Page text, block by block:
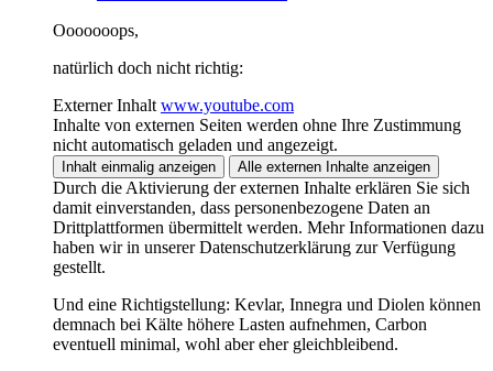
Ooooooops,
natürlich doch nicht richtig:
Externer Inhalt www.youtube.com
Inhalte von externen Seiten werden ohne Ihre Zustimmung
nicht automatisch geladen und angezeigt.
Inhalt einmalig anzeigen Alle externen Inhalte anzeigen
Durch die Aktivierung der externen Inhalte erklären Sie sich
damit einverstanden, dass personenbezogene Daten an
Drittplattformen übermittelt werden. Mehr Informationen dazu
haben wir in unserer Datenschutzerklärung zur Verfügung
gestellt.
Und eine Richtigstellung: Kevlar, Innegra und Diolen können
demnach bei Kälte höhere Lasten aufnehmen, Carbon
eventuell minimal, wohl aber eher gleichbleibend.